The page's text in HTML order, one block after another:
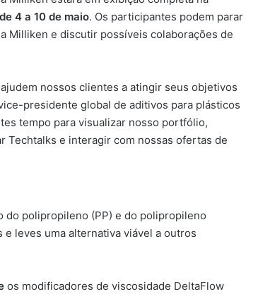
4 a 10 de maio. Os participantes podem parar
Milliken e discutir possíveis colaborações de
nossos clientes a atingir seus objetivos
presidente global de aditivos para plásticos
tempo para visualizar nosso portfólio,
Techtalks e interagir com nossas ofertas de
do polipropileno (PP) e do polipropileno
leves uma alternativa viável a outros
os modificadores de viscosidade DeltaFlow